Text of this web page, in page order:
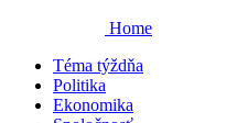
Home
Téma týždňa
Politika
Ekonomika